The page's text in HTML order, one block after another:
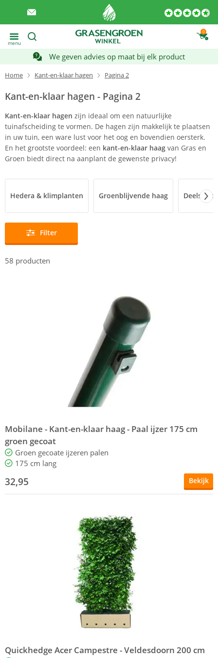
menu
0
We geven advies op maat bij elk product
Home Kant-en-klaar hagen Pagina 2
Kant-en-klaar hagen - Pagina 2
Kant-en-klaar hagen zijn ideaal om een natuurlijke
tuinafscheiding te vormen. De hagen zijn makkelijk te plaatsen
in uw tuin, een ware lust voor het oog en bovendien oersterk.
En het grootste voordeel: een kant-en-klaar haag van Gras en
Groen biedt direct na aanplant de gewenste privacy!
Hedera & klimplanten Groenblijvende haag Deels
Filter
58 producten
Mobilane - Kant-en-klaar haag - Paal ijzer 175 cm
groen gecoat
Groen gecoate ijzeren palen
175 cm lang
32,95 Bekijk
Quickhedge Acer Campestre - Veldesdoorn 200 cm